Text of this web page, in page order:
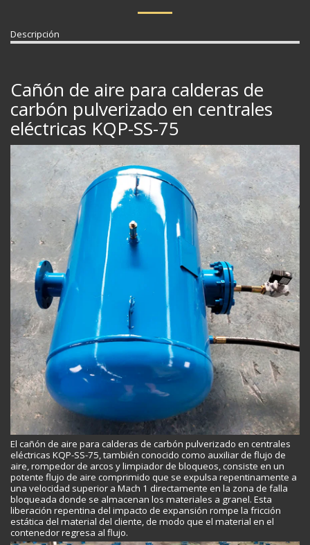
Descripción
Cañón de aire para calderas de
carbón pulverizado en centrales
eléctricas KQP-SS-75
El cañón de aire para calderas de carbón pulverizado en centrales
eléctricas KQP-SS-75, también conocido como auxiliar de flujo de
aire, rompedor de arcos y limpiador de bloqueos, consiste en un
potente flujo de aire comprimido que se expulsa repentinamente a
una velocidad superior a Mach 1 directamente en la zona de falla
bloqueada donde se almacenan los materiales a granel. Esta
liberación repentina del impacto de expansión rompe la fricción
estática del material del cliente, de modo que el material en el
contenedor regresa al flujo.